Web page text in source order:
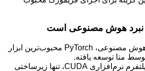
در دنیای برنامه‌نویسی هوش مصنوعی، PyTorch محبوب‌ترین ابزار
متا توسعه یافته.
تا پیش از این، انویدیا با پلتفرم نرم‌افزاری CUDA، تنها زیرساختی